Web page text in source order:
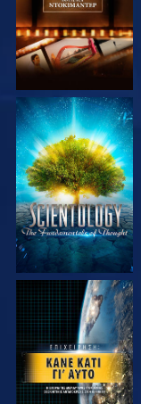
ΕΞΕΡΕΥΝΗΣΤΕ ΤΗ
ΣΕΙΡΑ
ΠΑΡΑΚΟΛΟΥΘΗΣΤΕ